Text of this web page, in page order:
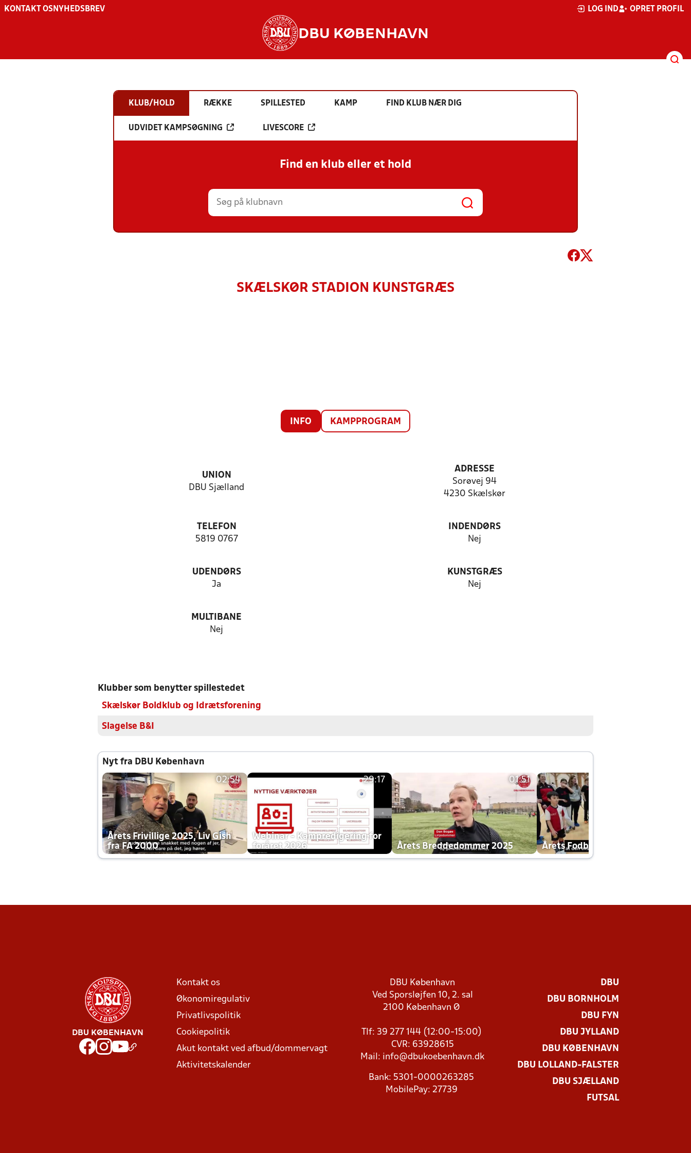
KONTAKT OS NYHEDSBREV LOG IND OPRET PROFIL
DBU KØBENHAVN
KLUB/HOLD RÆKKE SPILLESTED KAMP FIND KLUB NÆR DIG
UDVIDET KAMPSØGNING LIVESCORE
Find en klub eller et hold
SKÆLSKØR STADION KUNSTGRÆS
INFO KAMPPROGRAM
UNION
DBU Sjælland
ADRESSE
Sorøvej 94
4230 Skælskør
TELEFON
5819 0767
INDENDØRS
Nej
UDENDØRS
Ja
KUNSTGRÆS
Nej
MULTIBANE
Nej
Klubber som benytter spillestedet
Skælskør Boldklub og Idrætsforening
Slagelse B&I
Nyt fra DBU København
02:54
Årets Frivillige 2025, Liv Gish
fra FA 2000
29:17
Webinar - Kampredigering for
foråret 2026
01:51
Årets Breddedommer 2025 Årets Fodboldklub 2025 mp4
DBU KØBENHAVN
Kontakt os
Økonomiregulativ
Privatlivspolitik
Cookiepolitik
Akut kontakt ved afbud/dommervagt
Aktivitetskalender
DBU København
Ved Sporsløjfen 10, 2. sal
2100 København Ø
Tlf: 39 277 144 (12:00-15:00)
CVR: 63928615
Mail: info@dbukoebenhavn.dk
Bank: 5301-0000263285
MobilePay: 27739
DBU
DBU BORNHOLM
DBU FYN
DBU JYLLAND
DBU KØBENHAVN
DBU LOLLAND-FALSTER
DBU SJÆLLAND
FUTSAL